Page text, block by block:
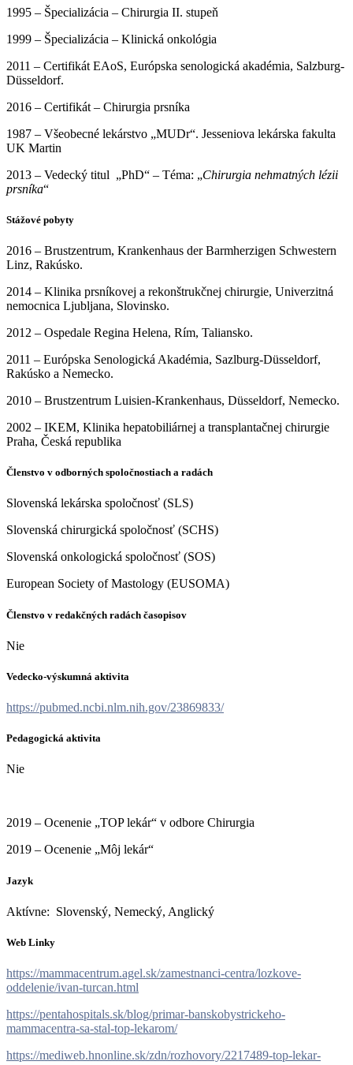
1995 – Špecializácia – Chirurgia II. stupeň
1999 – Špecializácia – Klinická onkológia
2011 – Certifikát EAoS, Európska senologická akadémia, Salzburg-
Düsseldorf.
2016 – Certifikát – Chirurgia prsníka
1987 – Všeobecné lekárstvo „MUDr“. Jesseniova lekárska fakulta
UK Martin
2013 – Vedecký titul „PhD“ – Téma: „Chirurgia nehmatných lézii
prsníka“
Stážové pobyty
2016 – Brustzentrum, Krankenhaus der Barmherzigen Schwestern
Linz, Rakúsko.
2014 – Klinika prsníkovej a rekonštrukčnej chirurgie, Univerzitná
nemocnica Ljubljana, Slovinsko.
2012 – Ospedale Regina Helena, Rím, Taliansko.
2011 – Európska Senologická Akadémia, Sazlburg-Düsseldorf,
Rakúsko a Nemecko.
2010 – Brustzentrum Luisien-Krankenhaus, Düsseldorf, Nemecko.
2002 – IKEM, Klinika hepatobiliárnej a transplantačnej chirurgie
Praha, Česká republika
Členstvo v odborných spoločnostiach a radách
Slovenská lekárska spoločnosť (SLS)
Slovenská chirurgická spoločnosť (SCHS)
Slovenská onkologická spoločnosť (SOS)
European Society of Mastology (EUSOMA)
Členstvo v redakčných radách časopisov
Nie
Vedecko-výskumná aktivita
https://pubmed.ncbi.nlm.nih.gov/23869833/
Pedagogická aktivita
Nie
2019 – Ocenenie „TOP lekár“ v odbore Chirurgia
2019 – Ocenenie „Môj lekár“
Jazyk
Aktívne: Slovenský, Nemecký, Anglický
Web Linky
https://mammacentrum.agel.sk/zamestnanci-centra/lozkove-
oddelenie/ivan-turcan.html
https://pentahospitals.sk/blog/primar-banskobystrickeho-
mammacentra-sa-stal-top-lekarom/
https://mediweb.hnonline.sk/zdn/rozhovory/2217489-top-lekar-